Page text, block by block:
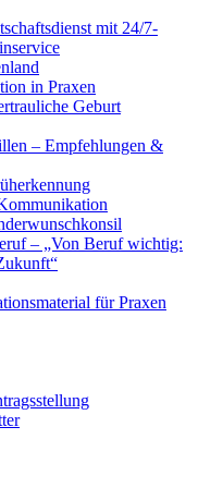
mit 24/7-
in Praxen
Geburt
– Empfehlungen &
– „Von Beruf wichtig:
für Praxen